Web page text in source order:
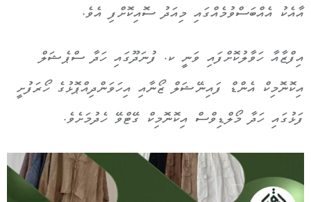
އާއެކު އެއްބަސްވުމެއްގައި މިއަދު ސޮއިކޮށްފި އެވެ.
އިފްޒާއާ ހަވާލުކޮށްފައި ވަނީ ކ. ފުނަދޫގައި ހަދާ ސްޕެޝަލް
އިކޮނޮމިކް އެންޑް ފައިނޭޝަލް ޒޯނާއި އިހަވަންދިއްޕޮޅުގެ ހޯރަފުށީ
ފަޅުގައި ހަދާ މޯލްޑިވްސް އިކޮނޮމިކް ގޭޓްވޭ ހެދުމަށެވެ.